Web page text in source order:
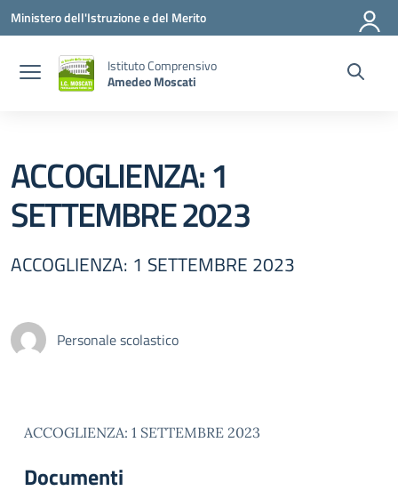
Vai ai contenuti
Vai al menu di navigazione
Vai al footer
Ministero dell'Istruzione e del Merito
Istituto Comprensivo
Amedeo Moscati
ACCOGLIENZA: 1
SETTEMBRE 2023
ACCOGLIENZA: 1 SETTEMBRE 2023
Personale scolastico
ACCOGLIENZA: 1 SETTEMBRE 2023
Documenti